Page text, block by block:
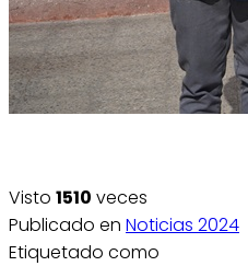
Visto 1510 veces
Publicado en Noticias 2024
Etiquetado como